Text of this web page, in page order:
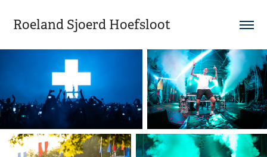
Roeland Sjoerd Hoefsloot